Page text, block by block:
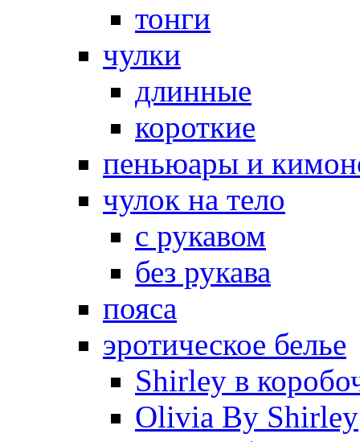
тонги
чулки
длинные
короткие
пеньюары и
чулок на тело
с рукавом
без рукава
пояса
эротическое белье
Shirley в
Olivia By Shirley